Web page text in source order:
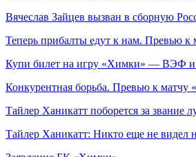
Вячеслав Зайцев вызван в сборную
Теперь прибалты едут к нам. Превью
Купи билет на игру «Химки» — ВЭФ и
Конкурентная борьба. Превью к
Тайлер Ханикатт поборется за
Тайлер Ханикатт: Никто еще не видел